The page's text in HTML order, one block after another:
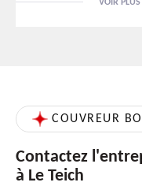
COUVREUR
Contactez
à Le Teich